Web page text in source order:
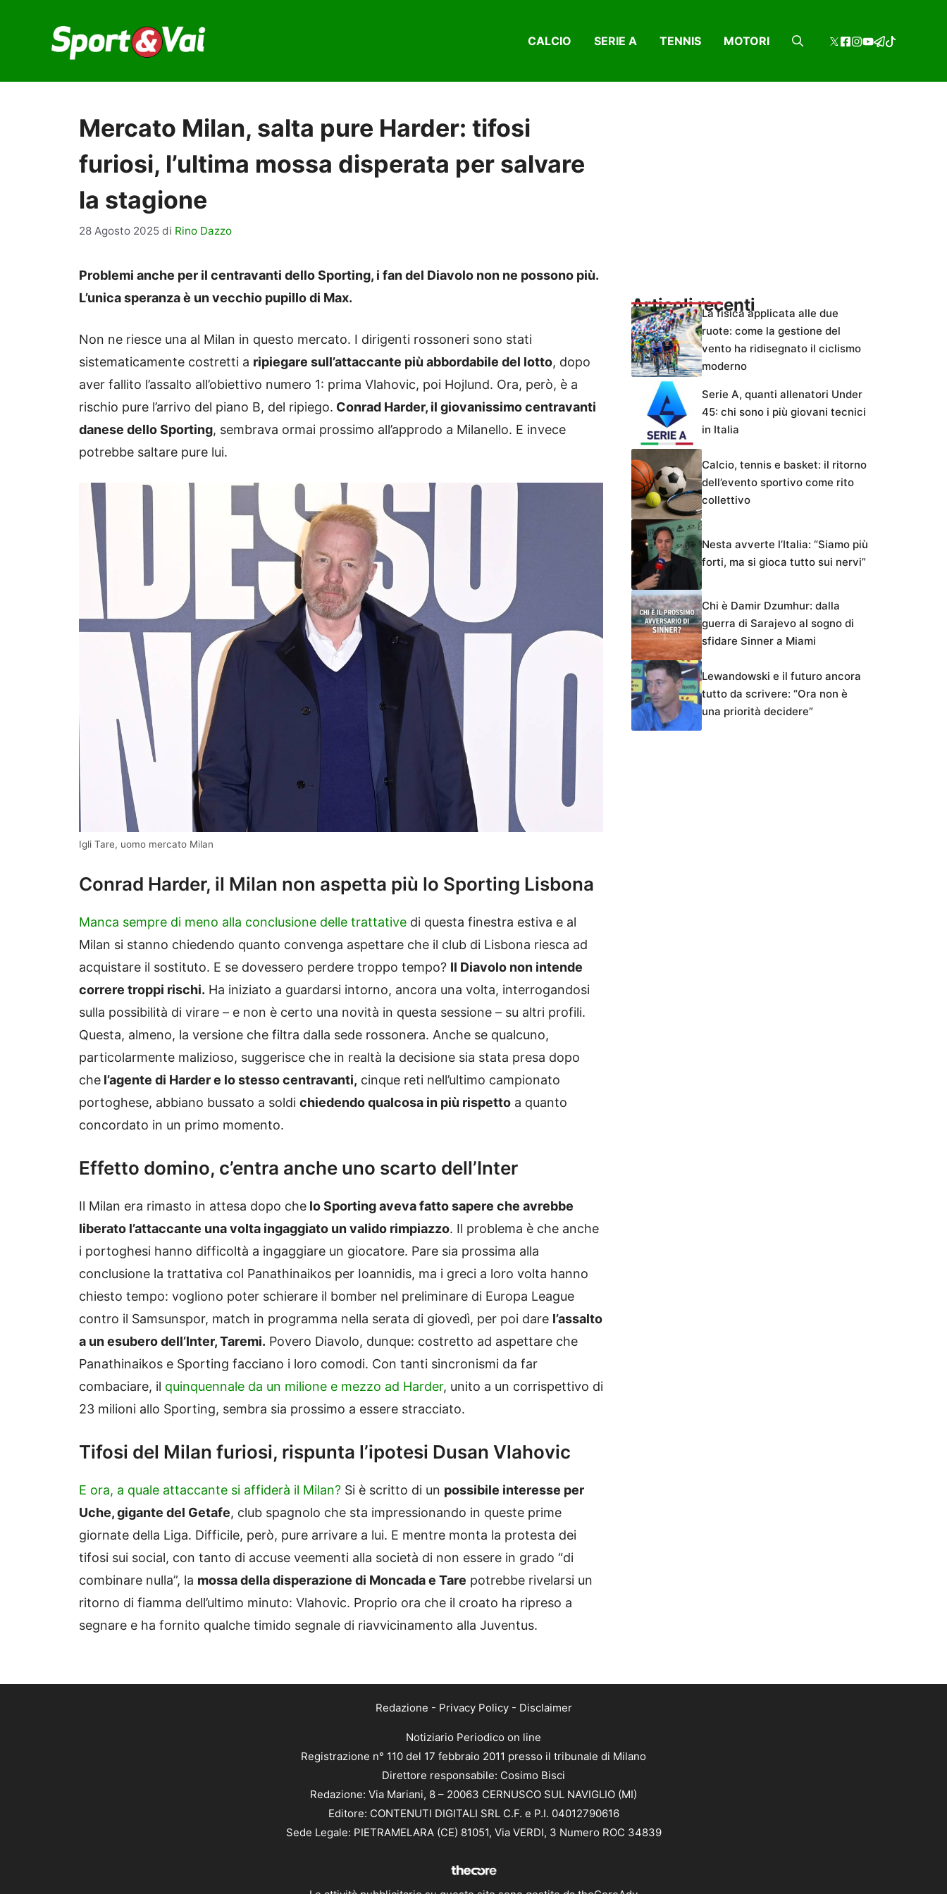
contenuto
CALCIO SERIE A TENNIS MOTORI
Mercato Milan, salta pure Harder: tifosi
furiosi, l’ultima mossa disperata per salvare
la stagione
28 Agosto 2025 di Rino Dazzo
Problemi anche per il centravanti dello Sporting, i fan del Diavolo non ne possono più.
L’unica speranza è un vecchio pupillo di Max.
Non ne riesce una al Milan in questo mercato. I dirigenti rossoneri sono stati
sistematicamente costretti a ripiegare sull’attaccante più abbordabile del lotto, dopo
aver fallito l’assalto all’obiettivo numero 1: prima Vlahovic, poi Hojlund. Ora, però, è a
rischio pure l’arrivo del piano B, del ripiego. Conrad Harder, il giovanissimo centravanti
danese dello Sporting, sembrava ormai prossimo all’approdo a Milanello. E invece
potrebbe saltare pure lui.
Igli Tare, uomo mercato Milan
Conrad Harder, il Milan non aspetta più lo Sporting Lisbona
Manca sempre di meno alla conclusione delle trattative di questa finestra estiva e al
Milan si stanno chiedendo quanto convenga aspettare che il club di Lisbona riesca ad
acquistare il sostituto. E se dovessero perdere troppo tempo? Il Diavolo non intende
correre troppi rischi. Ha iniziato a guardarsi intorno, ancora una volta, interrogandosi
sulla possibilità di virare – e non è certo una novità in questa sessione – su altri profili.
Questa, almeno, la versione che filtra dalla sede rossonera. Anche se qualcuno,
particolarmente malizioso, suggerisce che in realtà la decisione sia stata presa dopo
che l’agente di Harder e lo stesso centravanti, cinque reti nell’ultimo campionato
portoghese, abbiano bussato a soldi chiedendo qualcosa in più rispetto a quanto
concordato in un primo momento.
Effetto domino, c’entra anche uno scarto dell’Inter
Il Milan era rimasto in attesa dopo che lo Sporting aveva fatto sapere che avrebbe
liberato l’attaccante una volta ingaggiato un valido rimpiazzo. Il problema è che anche
i portoghesi hanno difficoltà a ingaggiare un giocatore. Pare sia prossima alla
conclusione la trattativa col Panathinaikos per Ioannidis, ma i greci a loro volta hanno
chiesto tempo: vogliono poter schierare il bomber nel preliminare di Europa League
contro il Samsunspor, match in programma nella serata di giovedì, per poi dare l’assalto
a un esubero dell’Inter, Taremi. Povero Diavolo, dunque: costretto ad aspettare che
Panathinaikos e Sporting facciano i loro comodi. Con tanti sincronismi da far
combaciare, il quinquennale da un milione e mezzo ad Harder, unito a un corrispettivo di
23 milioni allo Sporting, sembra sia prossimo a essere stracciato.
Tifosi del Milan furiosi, rispunta l’ipotesi Dusan Vlahovic
E ora, a quale attaccante si affiderà il Milan? Si è scritto di un possibile interesse per
Uche, gigante del Getafe, club spagnolo che sta impressionando in queste prime
giornate della Liga. Difficile, però, pure arrivare a lui. E mentre monta la protesta dei
tifosi sui social, con tanto di accuse veementi alla società di non essere in grado “di
combinare nulla”, la mossa della disperazione di Moncada e Tare potrebbe rivelarsi un
ritorno di fiamma dell’ultimo minuto: Vlahovic. Proprio ora che il croato ha ripreso a
segnare e ha fornito qualche timido segnale di riavvicinamento alla Juventus.
Articoli recentiLa fisica applicata alle due
ruote: come la gestione del
vento ha ridisegnato il ciclismo
moderno
Serie A, quanti allenatori Under
45: chi sono i più giovani tecnici
in Italia
Calcio, tennis e basket: il ritorno
dell’evento sportivo come rito
collettivo
Nesta avverte l’Italia: “Siamo più
forti, ma si gioca tutto sui nervi”
Chi è Damir Dzumhur: dalla
guerra di Sarajevo al sogno di
sfidare Sinner a Miami
Lewandowski e il futuro ancora
tutto da scrivere: “Ora non è
una priorità decidere”
Redazione - Privacy Policy- Disclaimer
Notiziario Periodico on line
Registrazione n° 110 del 17 febbraio 2011 presso il tribunale di Milano
Direttore responsabile: Cosimo Bisci
Redazione: Via Mariani, 8 – 20063 CERNUSCO SUL NAVIGLIO (MI)
Editore: CONTENUTI DIGITALI SRL C.F. e P.I. 04012790616
Sede Legale: PIETRAMELARA (CE) 81051, Via VERDI, 3 Numero ROC 34839